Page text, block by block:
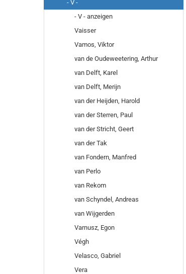
- V -
- V - anzeigen
Vaisser
Vamos, Viktor
van de Oudeweetering, Arthur
van Delft, Karel
van Delft, Merijn
van der Heijden, Harold
van der Sterren, Paul
van der Stricht, Geert
van der Tak
van Fondern, Manfred
van Perlo
van Rekom
van Schyndel, Andreas
van Wijgerden
Varnusz, Egon
Végh
Velasco, Gabriel
Vera